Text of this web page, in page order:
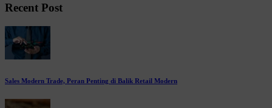
Recent Post
Sales Modern Trade, Peran Penting di Balik Retail Modern